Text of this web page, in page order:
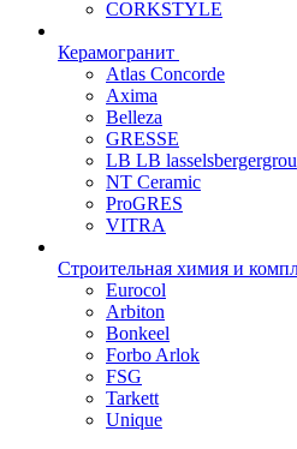
CORKSTYLE
Керамогранит
Atlas Concorde
Axima
Belleza
GRESSE
LB LB
NT Ceramic
ProGRES
VITRA
Строительная химия и
Eurocol
Arbiton
Bonkeel
Forbo Arlok
FSG
Tarkett
Unique